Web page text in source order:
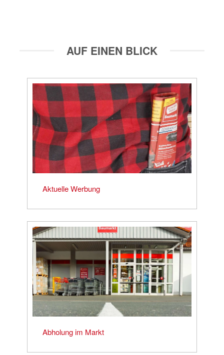
AUF EINEN BLICK
Aktuelle Werbung
Abholung im Markt